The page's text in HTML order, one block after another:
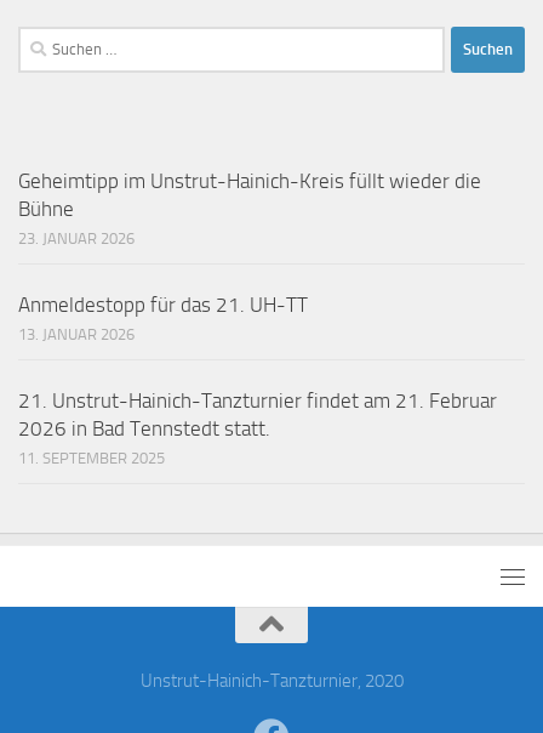
Suchen
nach:
Geheimtipp im Unstrut-Hainich-Kreis füllt wieder die
Bühne
23. JANUAR 2026
Anmeldestopp für das 21. UH-TT
13. JANUAR 2026
21. Unstrut-Hainich-Tanzturnier findet am 21. Februar
2026 in Bad Tennstedt statt.
11. SEPTEMBER 2025
Unstrut-Hainich-Tanzturnier, 2020